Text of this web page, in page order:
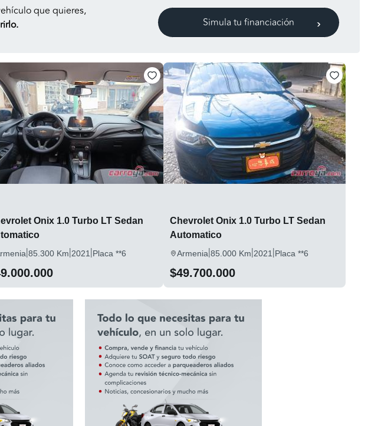
que quieres,
Simula tu financiación
Onix 1.0 Turbo LT Sedan
|85.300 Km|2021 |Placa **6
Chevrolet Onix 1.0 Turbo LT Sedan
Automatico
Armenia|85.000 Km|2021 |Placa **6
$49.700.000